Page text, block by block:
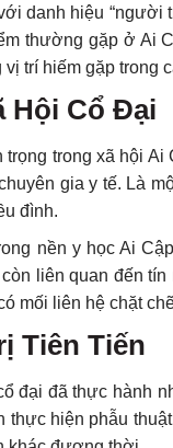
danh hiệu “người
thường gặp ở Ai
trí hiếm gặp trong
Hội Cổ Đại
trong xã hội
gia y tế. Là
đình.
nền y học Ai
liên quan đến
mối liên hệ chặt
Tiên Tiến
đại đã thực hành
hiện phẫu